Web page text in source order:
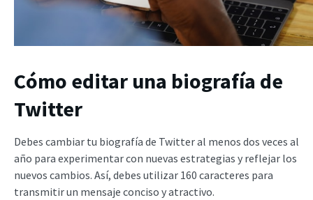
Cómo editar una biografía de
Twitter
Debes cambiar tu biografía de Twitter al menos dos veces al
año para experimentar con nuevas estrategias y reflejar los
nuevos cambios. Así, debes utilizar 160 caracteres para
transmitir un mensaje conciso y atractivo.